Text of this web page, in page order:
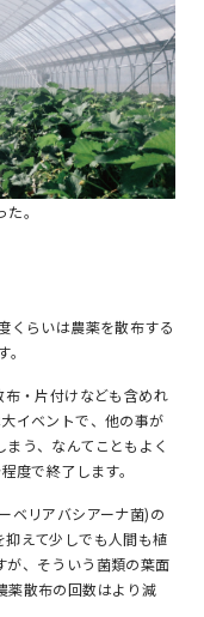
。
くらいは農薬を散布する
・片付けなども含めれ
イベントで、他の事が
う、なんてこともよく
度で終了します。
ベリアバシアーナ菌)の
えて少しでも人間も植
が、そういう菌類の葉面
薬散布の回数はより減